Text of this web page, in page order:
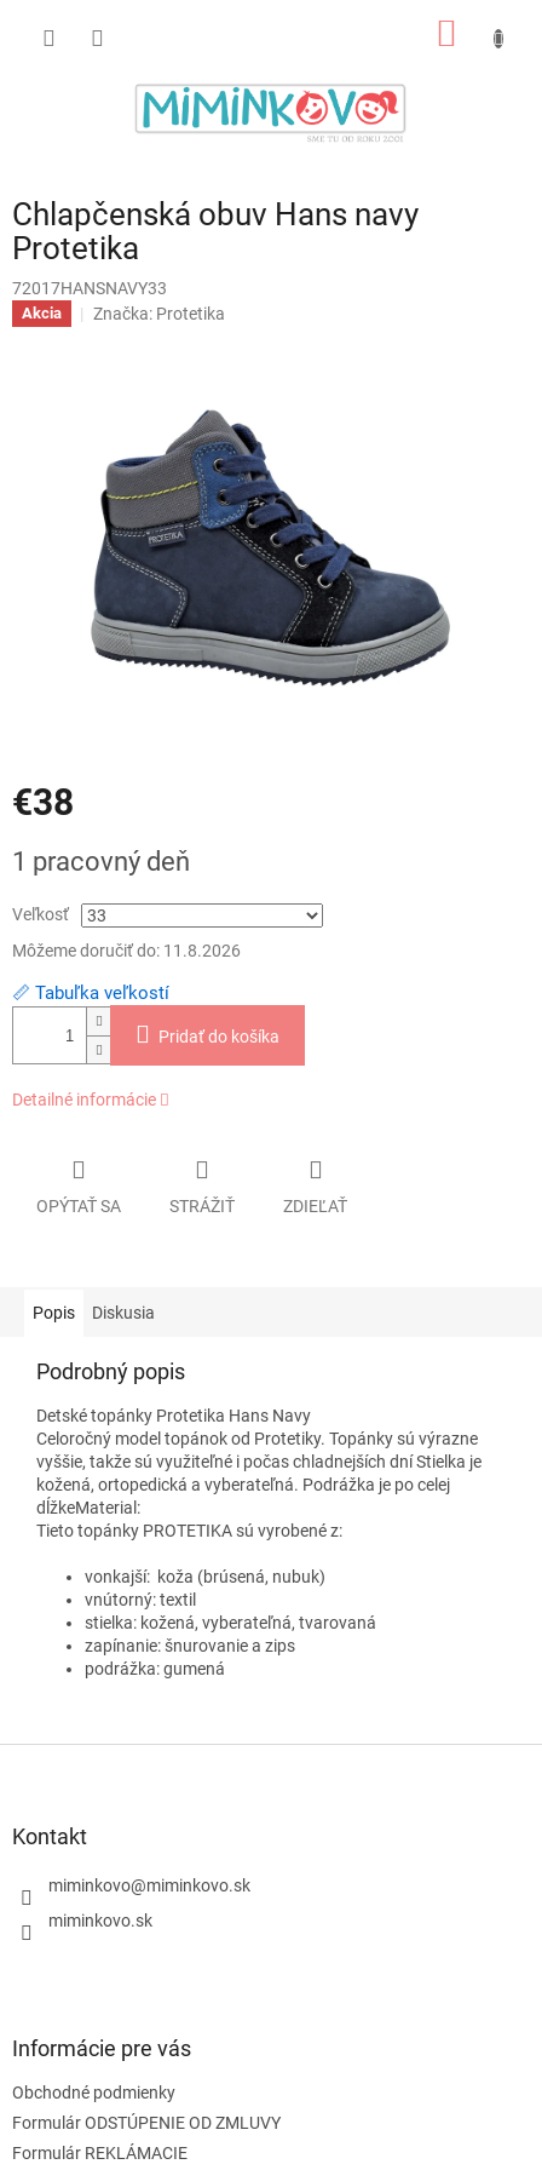
Chlapčenská obuv Hans navy
Protetika
72017HANSNAVY33
Akcia Značka: Protetika
€38
cena:
1 pracovný deň
Veľkosť
Môžeme doručiť do: 11.8.2026
📏 Tabuľka veľkostí
Pridať do košíka
Detailné informácie
OPÝTAŤ SA STRÁŽIŤ ZDIEĽAŤ
Popis Diskusia
Podrobný popis
Detské topánky Protetika Hans Navy
Celoročný model topánok od Protetiky. Topánky sú výrazne
vyššie, takže sú využiteľné i počas chladnejších dní Stielka je
kožená, ortopedická a vyberateľná. Podrážka je po celej
dĺžkeMaterial:
Tieto topánky PROTETIKA sú vyrobené z:
vonkajší: koža (brúsená, nubuk)
vnútorný: textil
stielka: kožená, vyberateľná, tvarovaná
zapínanie: šnurovanie a zips
podrážka: gumená
Kontakt
miminkovo@miminkovo.sk
miminkovo.sk
Informácie pre vás
Obchodné podmienky
Formulár ODSTÚPENIE OD ZMLUVY
Formulár REKLÁMACIE